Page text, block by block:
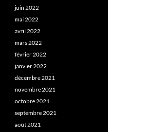
juin 2022
mai 2022
avril 2022
mars 2022
février 2022
janvier 2022
décembre 2021
novembre 2021
octobre 2021
septembre 2021
août 2021